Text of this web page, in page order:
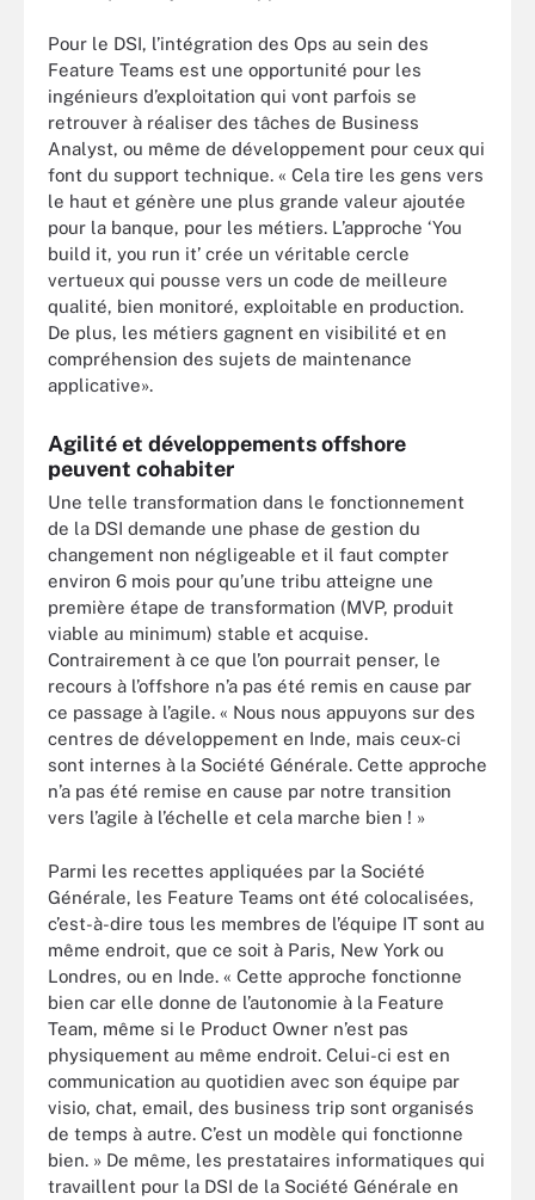
Pour le DSI, l’intégration des Ops au sein des
Feature Teams est une opportunité pour les
ingénieurs d’exploitation qui vont parfois se
retrouver à réaliser des tâches de Business
Analyst, ou même de développement pour ceux qui
font du support technique. « Cela tire les gens vers
le haut et génère une plus grande valeur ajoutée
pour la banque, pour les métiers. L’approche ‘You
build it, you run it’ crée un véritable cercle
vertueux qui pousse vers un code de meilleure
qualité, bien monitoré, exploitable en production.
De plus, les métiers gagnent en visibilité et en
compréhension des sujets de maintenance
applicative».
Agilité et développements offshore
peuvent cohabiter
Une telle transformation dans le fonctionnement
de la DSI demande une phase de gestion du
changement non négligeable et il faut compter
environ 6 mois pour qu’une tribu atteigne une
première étape de transformation (MVP, produit
viable au minimum) stable et acquise.
Contrairement à ce que l’on pourrait penser, le
recours à l’offshore n’a pas été remis en cause par
ce passage à l’agile. « Nous nous appuyons sur des
centres de développement en Inde, mais ceux-ci
sont internes à la Société Générale. Cette approche
n’a pas été remise en cause par notre transition
vers l’agile à l’échelle et cela marche bien ! »
Parmi les recettes appliquées par la Société
Générale, les Feature Teams ont été colocalisées,
c’est-à-dire tous les membres de l’équipe IT sont au
même endroit, que ce soit à Paris, New York ou
Londres, ou en Inde. « Cette approche fonctionne
bien car elle donne de l’autonomie à la Feature
Team, même si le Product Owner n’est pas
physiquement au même endroit. Celui-ci est en
communication au quotidien avec son équipe par
visio, chat, email, des business trip sont organisés
de temps à autre. C’est un modèle qui fonctionne
bien. » De même, les prestataires informatiques qui
travaillent pour la DSI de la Société Générale en